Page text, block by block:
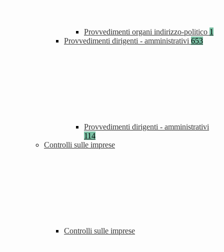
Provvedimenti organi indirizzo-politico 1
Provvedimenti dirigenti - amministrativi 653
Provvedimenti dirigenti - amministrativi
114
Controlli sulle imprese
Controlli sulle imprese